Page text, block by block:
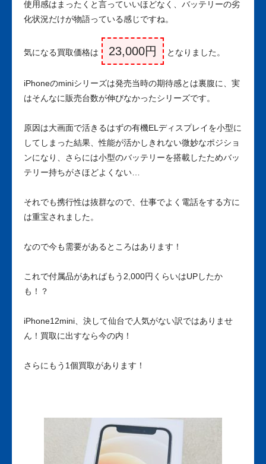
使用感はまったくと言っていいほどなく、バッテリーの劣
化状況だけが物語っている感じですね。
気になる買取価格は 23,000円 となりました。
iPhoneのminiシリーズは発売当時の期待感とは裏腹に、実
はそんなに販売台数が伸びなかったシリーズです。
原因は大画面で活きるはずの有機ELディスプレイを小型に
してしまった結果、性能が活かしきれない微妙なポジショ
ンになり、さらには小型のバッテリーを搭載したためバッ
テリー持ちがさほどよくない…
それでも携行性は抜群なので、仕事でよく電話をする方に
は重宝されました。
なので今も需要があるところはあります！
これで付属品があればもう2,000円くらいはUPしたか
も！？
iPhone12mini、決して仙台で人気がない訳ではありませ
ん！買取に出すなら今の内！
さらにもう1個買取があります！